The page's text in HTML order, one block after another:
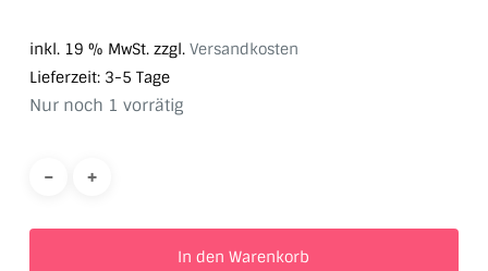
inkl. 19 % MwSt. zzgl. Versandkosten
Lieferzeit: 3-5 Tage
Nur noch 1 vorrätig
In den Warenkorb